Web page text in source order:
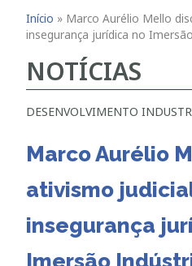
Início » Marco Aurélio Mello
insegurança jurídica no
NOTÍCIAS
DESENVOLVIMENTO
Marco Aurélio
ativismo
insegurança
Imersão